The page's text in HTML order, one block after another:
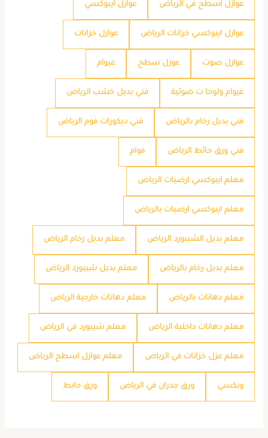
عوازل اسطح في الرياض عوازل ايبوكسي
عوازل ايبوكسي خزانات الرياض عوازل خزانات
عوازل صوت عوزل سطح غيوام
غيوام ولوحا ت ضوئية فني بديل خشب الرياض
فني بديل رخام بالرياض فني ديكورات فوم الرياض
فني ورق حائط الرياض فوام
معلم ايبوكسي ارضيات الرياض
معلم ايبوكسي ارضيات بالرياض
معلم بديل الشيبورد الرياض معلم بديل رخام الرياض
معلم بديل رخام بالرياض معلم بديل شيبورد الرياض
معلم دهانات بالرياض معلم دهانات خارجية الرياض
معلم دهانات داخلية الرياض معلم شيبورد في الرياض
معلم عزل خزانات في الرياض معلم عوازل اسطح الرياض
وبكسي ورق جدران في الرياض ورق حايط